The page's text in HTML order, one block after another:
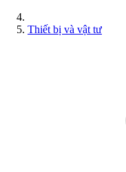
Thiết bị và vật tư